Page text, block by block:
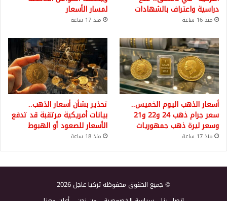
دراسية واعتراف بالشهادات
منذ 16 ساعة
لمسار الأسعار
منذ 17 ساعة
أسعار الذهب اليوم الخميس..
سعر جرام ذهب 24 و22 و21
وسعر ليرة ذهب جمهوريات
منذ 17 ساعة
تحذير بشأن أسعار الذهب..
بيانات أمريكية مرتقبة قد تدفع
الأسعار للصعود أو الهبوط
منذ 18 ساعة
© جميع الحقوق محفوظة تركيا عاجل 2026